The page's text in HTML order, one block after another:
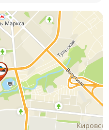
😏
в Новосибирске стартует
по дрифту — Drift Zima !
провести новогодние
увидеть
, почувствовать рев
адреналином ❄